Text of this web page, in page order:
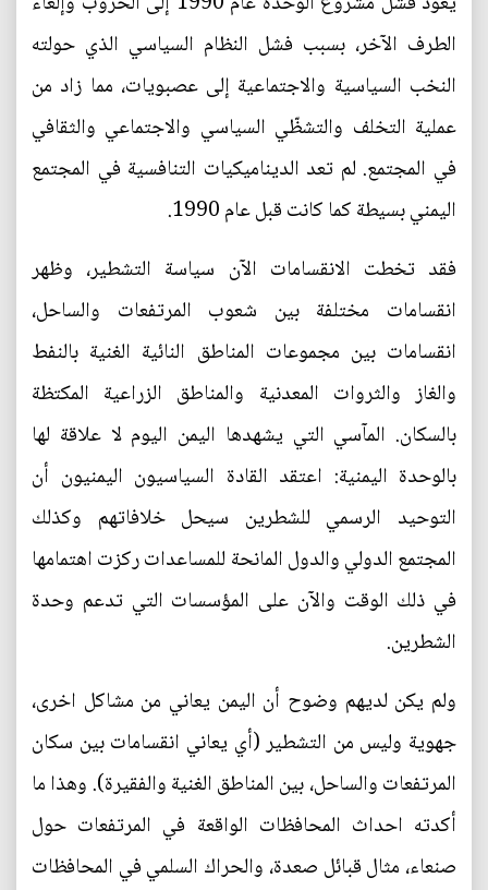
الطرف الآخر، بسبب فشل النظام السياسي الذي حولته
النخب السياسية والاجتماعية إلى عصبويات، مما زاد من
عملية التخلف والتشظّي السياسي والاجتماعي والثقافي
في المجتمع. لم تعد الديناميكيات التنافسية في المجتمع
اليمني بسيطة كما كانت قبل عام 1990.
فقد تخطت الانقسامات الآن سياسة التشطير، وظهر
انقسامات مختلفة بين شعوب المرتفعات والساحل،
انقسامات بين مجموعات المناطق النائية الغنية بالنفط
والغاز والثروات المعدنية والمناطق الزراعية المكتظة
بالسكان. المآسي التي يشهدها اليمن اليوم لا علاقة لها
بالوحدة اليمنية: اعتقد القادة السياسيون اليمنيون أن
التوحيد الرسمي للشطرين سيحل خلافاتهم وكذلك
المجتمع الدولي والدول المانحة للمساعدات ركزت اهتمامها
في ذلك الوقت والآن على المؤسسات التي تدعم وحدة
الشطرين.
ولم يكن لديهم وضوح أن اليمن يعاني من مشاكل اخرى،
جهوية وليس من التشطير (أي يعاني انقسامات بين سكان
المرتفعات والساحل، بين المناطق الغنية والفقيرة). وهذا ما
أكدته احداث المحافظات الواقعة في المرتفعات حول
صنعاء، مثال قبائل صعدة، والحراك السلمي في المحافظات